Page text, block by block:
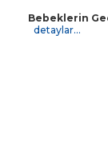
Bebeklerin
detaylar...